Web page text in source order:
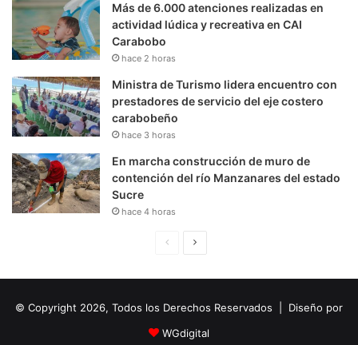
Más de 6.000 atenciones realizadas en
actividad lúdica y recreativa en CAI
Carabobo
hace 2 horas
Ministra de Turismo lidera encuentro con
prestadores de servicio del eje costero
carabobeño
hace 3 horas
En marcha construcción de muro de
contención del río Manzanares del estado
Sucre
hace 4 horas
i
n
u
i
© Copyright 2026, Todos los Derechos Reservados | Diseño por
WGdigital